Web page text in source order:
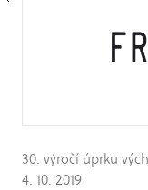
30. výročí úprku
4. 10. 2019